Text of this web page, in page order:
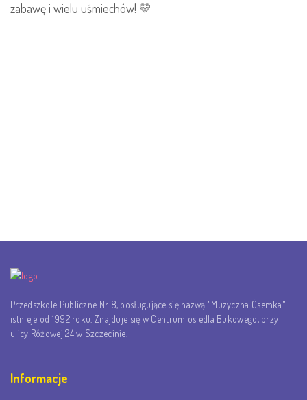
zabawę i wielu uśmiechów! 💛
Przedszkole Publiczne Nr 8, posługujące się nazwą "Muzyczna Ósemka"
istnieje od 1992 roku. Znajduje się w Centrum osiedla Bukowego, przy
ulicy Różowej 24 w Szczecinie.
Informacje